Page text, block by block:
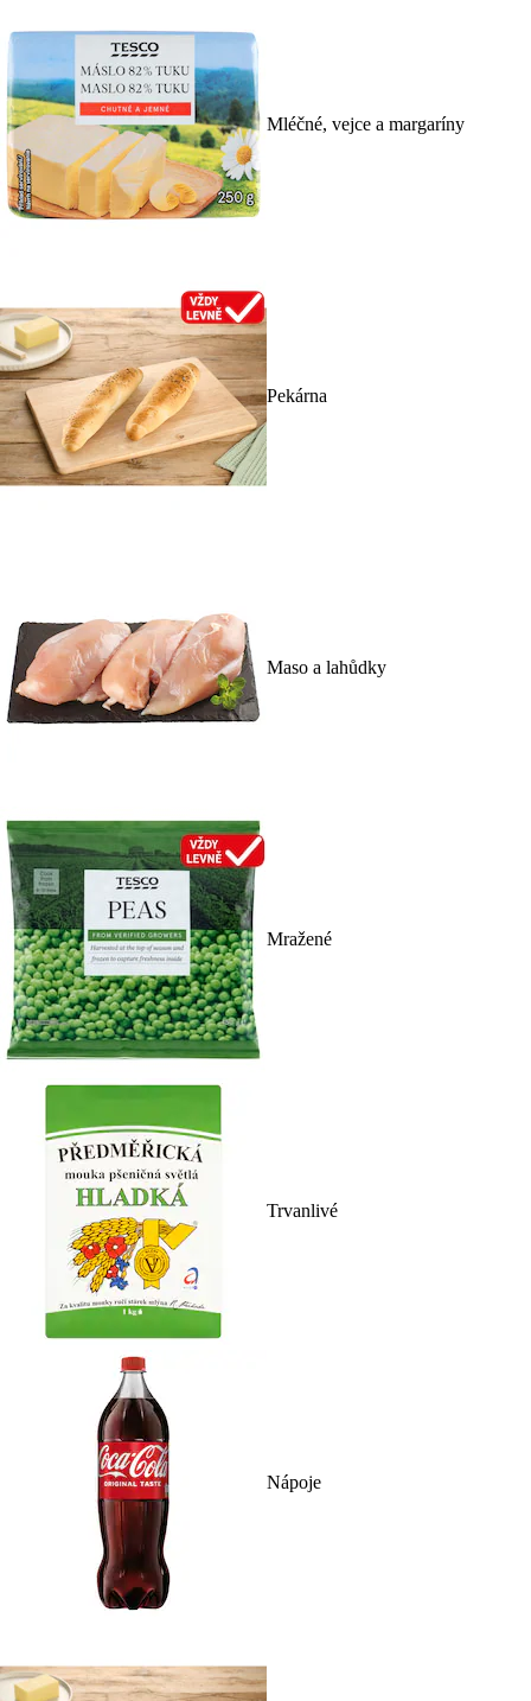
Mléčné, vejce a margaríny
Pekárna
Maso a lahůdky
Mražené
Trvanlivé
Nápoje